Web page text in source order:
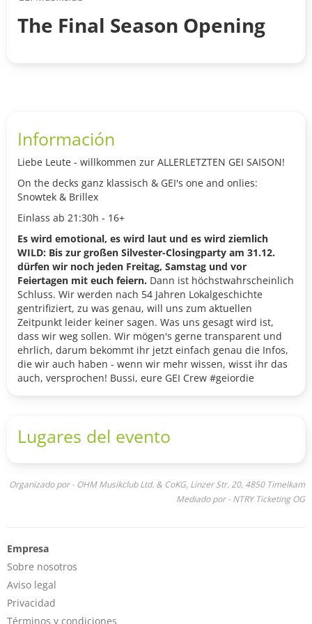
The Final Season Opening
Información
Liebe Leute - willkommen zur ALLERLETZTEN GEI SAISON!
On the decks ganz klassisch & GEI's one and onlies:
Snowtek & Brillex
Einlass ab 21:30h - 16+
Es wird emotional, es wird laut und es wird ziemlich
WILD: Bis zur großen Silvester-Closingparty am 31.12.
dürfen wir noch jeden Freitag, Samstag und vor
Feiertagen mit euch feiern. Dann ist höchstwahrscheinlich
Schluss. Wir werden nach 54 Jahren Lokalgeschichte
gentrifiziert, zu was genau, will uns zum aktuellen
Zeitpunkt leider keiner sagen. Was uns gesagt wird ist,
dass wir weg sollen. Wir mögen's gerne transparent und
ehrlich, darum bekommt ihr jetzt einfach genau die Infos,
die wir auch haben - wenn wir mehr wissen, wisst ihr das
auch, versprochen! Bussi, eure GEI Crew #geiordie
Lugares del evento
Organizado por - OHM Musikclub Ltd. & CoKG, Linzer Str. 20, 4850 Timelkam
Mediado por - NTRY Ticketing OG
Empresa
Sobre nosotros
Aviso legal
Privacidad
Términos y condiciones